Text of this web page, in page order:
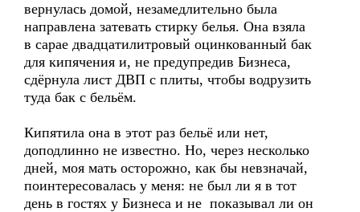
вернулась домой, незамедлительно была
направлена затевать стирку белья. Она взяла
в сарае двадцатилитровый оцинкованный бак
для кипячения и, не предупредив Бизнеса,
сдёрнула лист ДВП с плиты, чтобы водрузить
туда бак с бельём.
Кипятила она в этот раз бельё или нет,
доподлинно не известно. Но, через несколько
дней, моя мать осторожно, как бы невзначай,
поинтересовалась у меня: не был ли я в тот
день в гостях у Бизнеса и не показывал ли он